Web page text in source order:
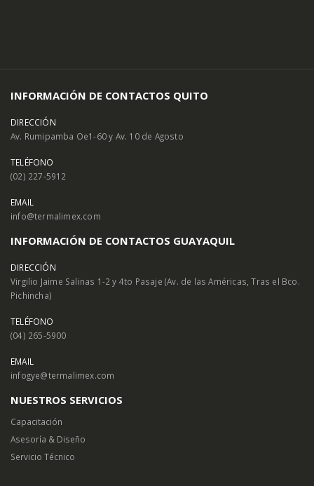
INFORMACIÓN DE CONTACTOS QUITO
DIRECCIÓN
Av. Rumipamba Oe1-60 y Av. 10 de Agosto
TELÉFONO
(02) 227-5912
EMAIL
info@termalimex.com
INFORMACIÓN DE CONTACTOS GUAYAQUIL
DIRECCIÓN
Virgilio Jaime Salinas 1-2 y 4to Pasaje (Av. de las Américas, Tras el Bco.
Pichincha)
TELÉFONO
(04) 265-5900
EMAIL
infogye@termalimex.com
NUESTROS SERVICIOS
Capacitación
Asesoría & Diseño
Servicio Técnico